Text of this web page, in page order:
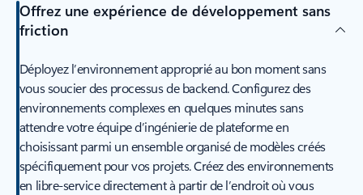
Offrez une expérience de développement sans
friction
Déployez l’environnement approprié au bon moment sans
vous soucier des processus de backend. Configurez des
environnements complexes en quelques minutes sans
attendre votre équipe d’ingénierie de plateforme en
choisissant parmi un ensemble organisé de modèles créés
spécifiquement pour vos projets. Créez des environnements
en libre-service directement à partir de l’endroit où vous